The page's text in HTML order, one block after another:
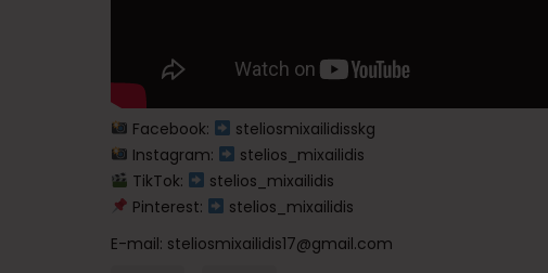
Facebook:
steliosmixailidisskg ​
Instagram:
stelios_mixailidis ​
TikTok:
stelios_mixailidis
Pinterest:
stelios_mixailidis
E-mail: steliosmixailidis17@gmail.com